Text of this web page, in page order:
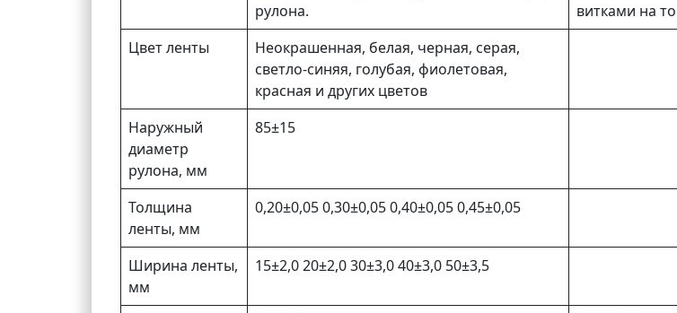
рулона.
витками на
Цвет ленты
Неокрашенная, белая, черная, серая,
светло-синяя, голубая, фиолетовая,
красная и других цветов
Наружный
диаметр
рулона, мм
85±15
Толщина
ленты, мм
0,20±0,05 0,30±0,05 0,40±0,05 0,45±0,05
Ширина ленты,
мм
15±2,0 20±2,0 30±3,0 40±3,0 50±3,5